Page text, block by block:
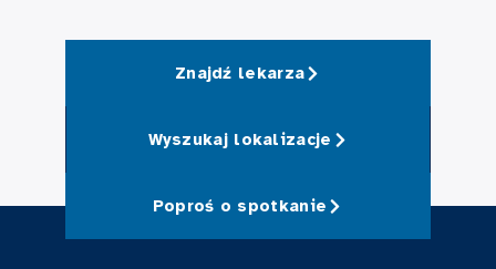
Znajdź lekarza
Wyszukaj lokalizacje
Poproś o spotkanie